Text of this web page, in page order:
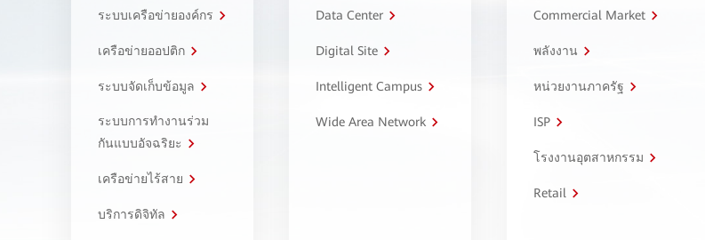
ระบบเครือข่ายองค์กร
เครือข่ายออปติก
ระบบจัดเก็บข้อมูล
ระบบการทำงานร่วม
กันแบบอัจฉริยะ
เครือข่ายไร้สาย
บริการดิจิทัล
Data Center
Digital Site
Intelligent Campus
Wide Area Network
Commercial Market
พลังงาน
หน่วยงานภาครัฐ
ISP
โรงงานอุตสาหกรรม
Retail